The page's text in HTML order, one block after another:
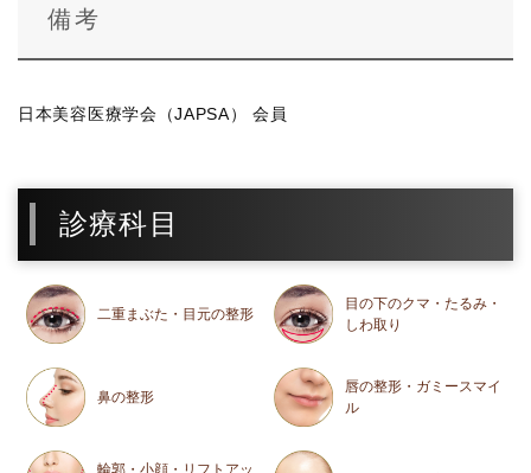
備考
日本美容医療学会（JAPSA） 会員
診療科目
二重まぶた・目元の整形
目の下のクマ・たるみ・
しわ取り
鼻の整形
唇の整形・ガミースマイ
ル
輪郭・小顔・リフトアッ